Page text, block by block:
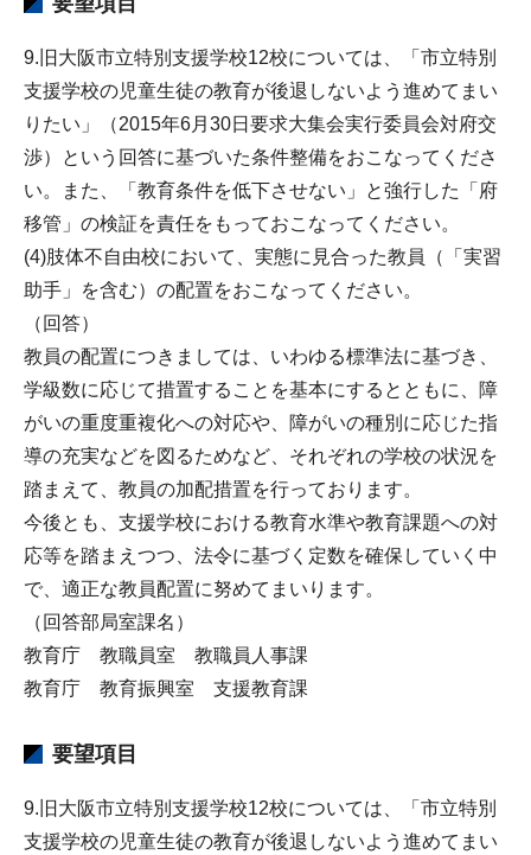
9.旧大阪市立特別支援学校12校については、「市立特別
支援学校の児童生徒の教育が後退しないよう進めてまい
りたい」（2015年6月30日要求大集会実行委員会対府交
渉）という回答に基づいた条件整備をおこなってくださ
い。また、「教育条件を低下させない」と強行した「府
移管」の検証を責任をもっておこなってください。
(4)肢体不自由校において、実態に見合った教員（「実習
助手」を含む）の配置をおこなってください。
（回答）
教員の配置につきましては、いわゆる標準法に基づき、
学級数に応じて措置することを基本にするとともに、障
がいの重度重複化への対応や、障がいの種別に応じた指
導の充実などを図るためなど、それぞれの学校の状況を
踏まえて、教員の加配措置を行っております。
今後とも、支援学校における教育水準や教育課題への対
応等を踏まえつつ、法令に基づく定数を確保していく中
で、適正な教員配置に努めてまいります。
（回答部局室課名）
教育庁 教職員室 教職員人事課
教育庁 教育振興室 支援教育課
要望項目
9.旧大阪市立特別支援学校12校については、「市立特別
支援学校の児童生徒の教育が後退しないよう進めてまい